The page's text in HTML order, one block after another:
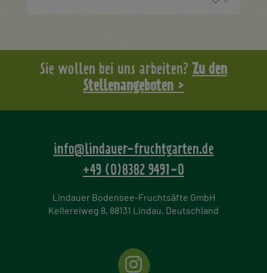
Sie wollen bei uns arbeiten? Zu den
Stellenangeboten >
info@lindauer-fruchtgarten.de
+49 (0)8382 9491-0
Lindauer Bodensee-Fruchtsäfte GmbH
Kellereiweg 8, 88131 Lindau, Deutschland